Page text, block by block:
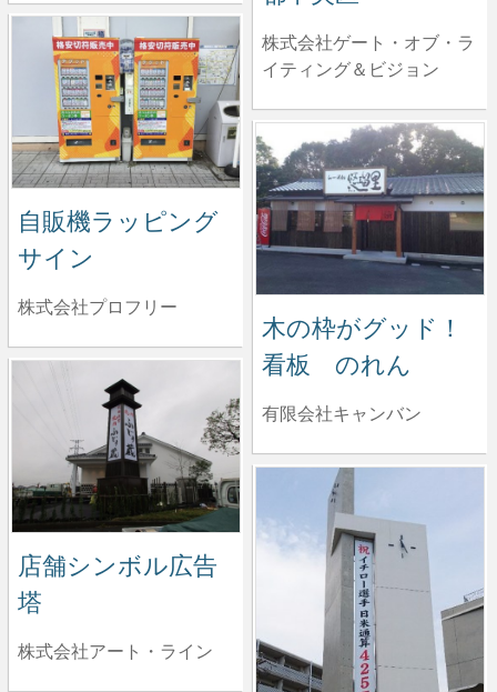
株式会社ゲート・オブ・ラ
イティング＆ビジョン
自販機ラッピング
サイン
株式会社プロフリー
木の枠がグッド！
看板 のれん
有限会社キャンバン
店舗シンボル広告
塔
株式会社アート・ライン